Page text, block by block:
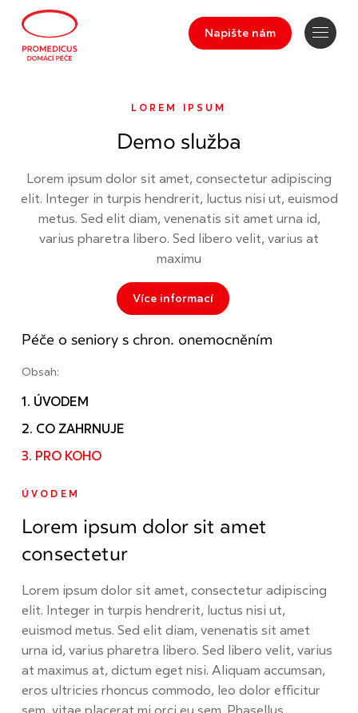
Napište nám
LOREM IPSUM
Demo služba
Lorem ipsum dolor sit amet, consectetur adipiscing
elit. Integer in turpis hendrerit, luctus nisi ut, euismod
metus. Sed elit diam, venenatis sit amet urna id,
varius pharetra libero. Sed libero velit, varius at
maximu
Více informací
Péče o seniory s chron. onemocněním
Obsah:
1. ÚVODEM
2. CO ZAHRNUJE
3. PRO KOHO
ÚVODEM
Lorem ipsum dolor sit amet
consectetur
Lorem ipsum dolor sit amet, consectetur adipiscing
elit. Integer in turpis hendrerit, luctus nisi ut,
euismod metus. Sed elit diam, venenatis sit amet
urna id, varius pharetra libero. Sed libero velit, varius
at maximus at, dictum eget nisi. Aliquam accumsan,
eros ultricies rhoncus commodo, leo dolor efficitur